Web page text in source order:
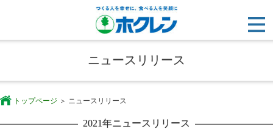
ニュースリリース
トップページ ニュースリリース
2021年ニュースリリース